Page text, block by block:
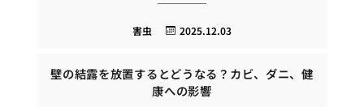
2025.12.03
害虫
壁の結露を放置するとどうなる？カビ、ダニ、健
康への影響